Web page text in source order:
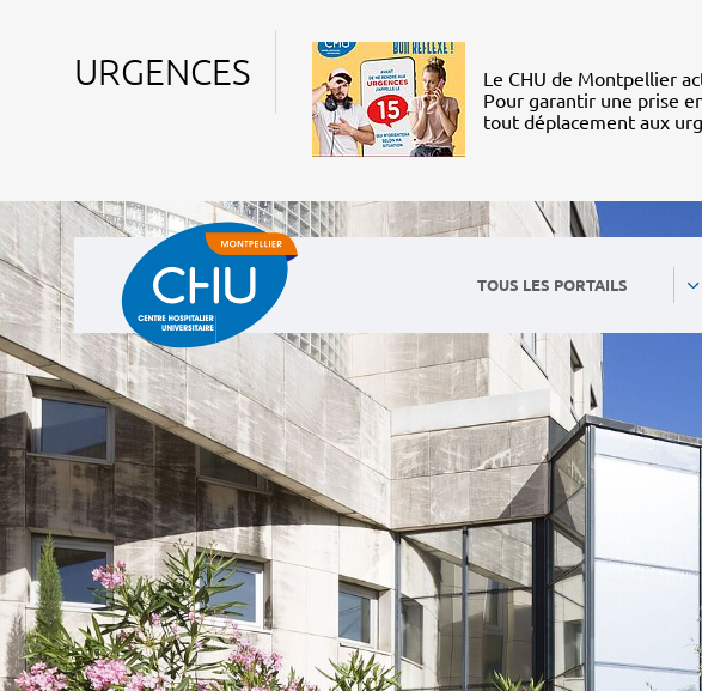
URGENCES
Le CHU de Montpellier
Pour garantir une prise
tout déplacement aux
TOUS LES PORTAILS